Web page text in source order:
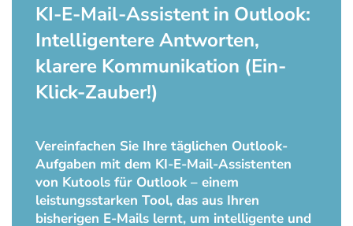
KI-E-Mail-Assistent in Outlook:
Intelligentere Antworten,
klarere Kommunikation (Ein-
Klick-Zauber!)
Vereinfachen Sie Ihre täglichen Outlook-
Aufgaben mit dem KI-E-Mail-Assistenten
von Kutools für Outlook – einem
leistungsstarken Tool, das aus Ihren
bisherigen E-Mails lernt, um intelligente und